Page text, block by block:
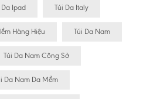
Da Ipad Túi Da Italy
Hàng Hiệu Túi Da Nam
Túi Da Nam Công Sở
Da Nam Da Mềm